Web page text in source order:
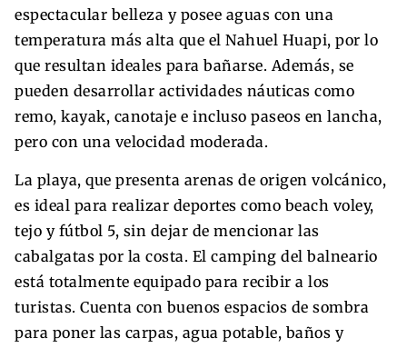
espectacular belleza y posee aguas con una
temperatura más alta que el Nahuel Huapi, por lo
que resultan ideales para bañarse. Además, se
pueden desarrollar actividades náuticas como
remo, kayak, canotaje e incluso paseos en lancha,
pero con una velocidad moderada.
La playa, que presenta arenas de origen volcánico,
es ideal para realizar deportes como beach voley,
tejo y fútbol 5, sin dejar de mencionar las
cabalgatas por la costa. El camping del balneario
está totalmente equipado para recibir a los
turistas. Cuenta con buenos espacios de sombra
para poner las carpas, agua potable, baños y